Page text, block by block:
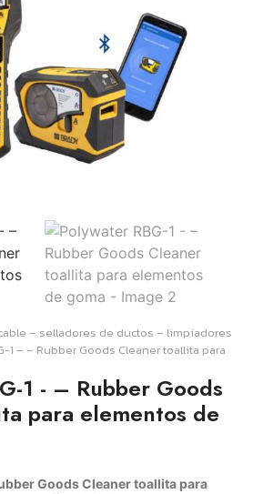
353-G – PUNTA
35KV 2/0-350 MCM
terminaciones y empalmes
producto en Jprintech…
– selladores de ductos – limpiadores
1 – – Rubber Goods Cleaner toallita para
1 - – Rubber Goods
para elementos de
Goods Cleaner toallita para